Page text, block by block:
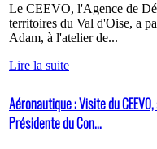
Le CEEVO, l'Agence de
territoires du Val d'Oise, a
Adam, à l'atelier de...
Lire la suite
Aéronautique : Visite du
Présidente du Con...